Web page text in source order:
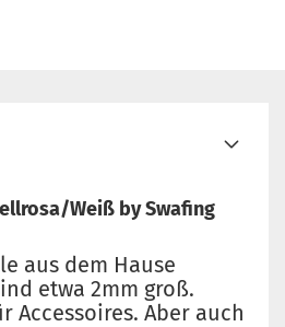
Weiß by Swafing
aus dem Hause
etwa 2mm groß.
Accessoires. Aber auch